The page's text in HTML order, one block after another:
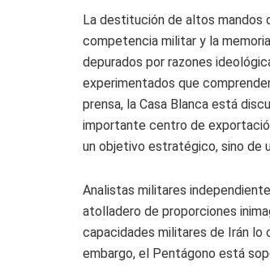
La destitución de altos mandos
competencia militar y la
depurados por razones
experimentados que
prensa, la Casa Blanca está
importante centro de
un objetivo estratégico, sino de
Analistas militares
atolladero de proporciones
capacidades militares de Irán lo
embargo, el Pentágono está